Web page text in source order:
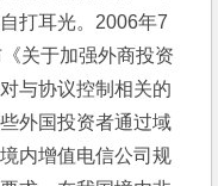
打耳光。2006年7
关于加强外商投资
与协议控制相关的
外国投资者通过域
内增值电信公司规